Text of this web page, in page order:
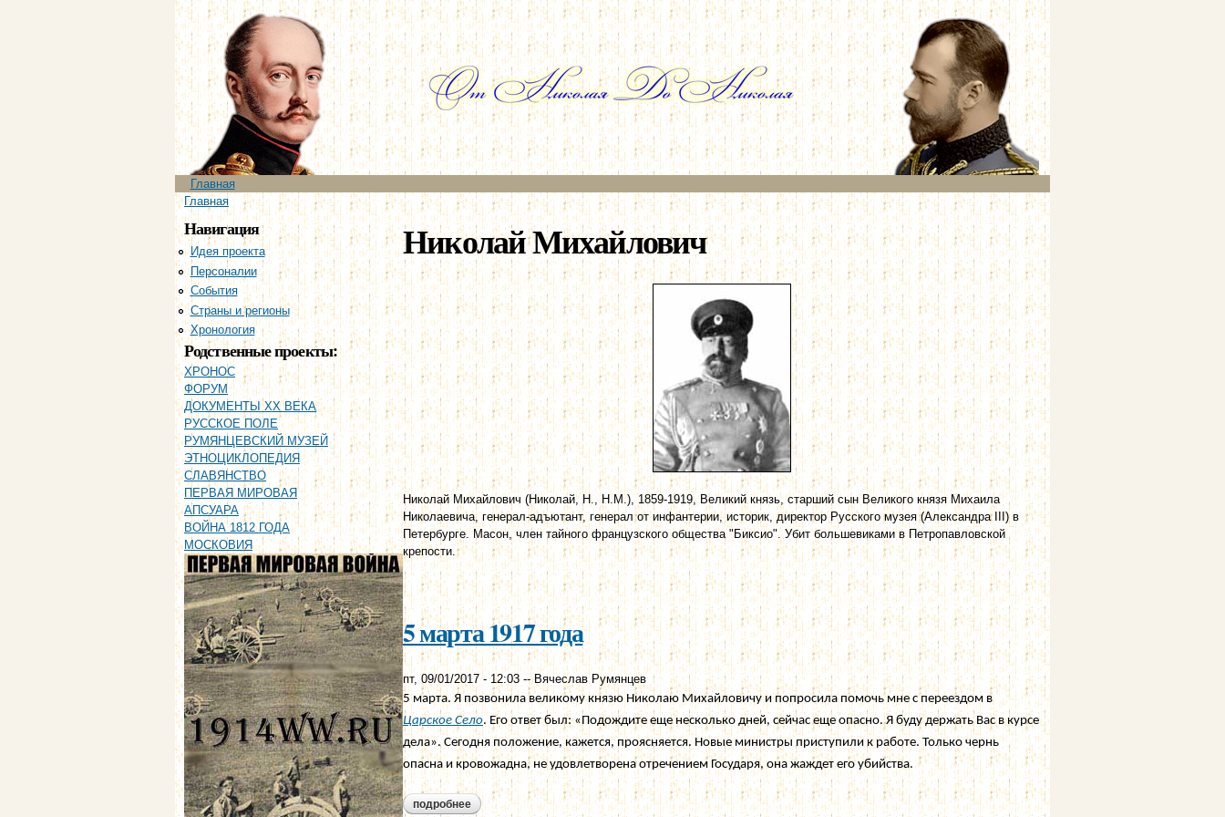
Перейти к
основному
содержанию
Главное меню
Главная
Вы здесь
Главная
Навигация
Идея проекта
Персоналии
События
Страны и регионы
Хронология
Родственные проекты:
ХРОНОС
ФОРУМ
ДОКУМЕНТЫ XX ВЕКА
РУССКОЕ ПОЛЕ
РУМЯНЦЕВСКИЙ МУЗЕЙ
ЭТНОЦИКЛОПЕДИЯ
СЛАВЯНСТВО
ПЕРВАЯ МИРОВАЯ
АПСУАРА
ВОЙНА 1812 ГОДА
МОСКОВИЯ
Николай Михайлович
Николай Михайлович (Николай, Н., Н.М.), 1859-1919, Великий князь, старший сын Великого князя Михаила
Николаевича, генерал-адъютант, генерал от инфантерии, историк, директор Русского музея (Александра III) в
Петербурге. Масон, член тайного французского общества "Биксио". Убит большевиками в Петропавловской
крепости.
5 марта 1917 года
пт, 09/01/2017 - 12:03--Вячеслав Румянцев
5 марта. Я позвонила великому князю Николаю Михайловичу и попросила помочь мне с переездом в
Царское Село. Его ответ был: «Подождите еще несколько дней, сейчас еще опасно. Я буду держать Вас в курсе
дела». Сегодня положение, кажется, проясняется. Новые министры приступили к работе. Только чернь
опасна и кровожадна, не удовлетворена отречением Государя, она жаждет его убийства.
подробнее о 5 марта 1917 года